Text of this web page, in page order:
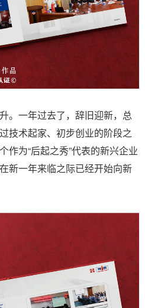
。一年过去了，辞旧迎新，总
技术起家、初步创业的阶段之
作为“后起之秀”代表的新兴企业
新一年来临之际已经开始向新